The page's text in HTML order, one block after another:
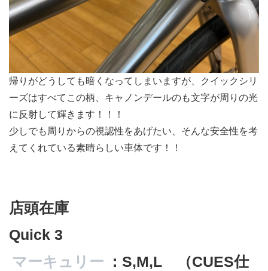
帰りがどうしても暗くなってしまいますが、クイックシリ
ーズはすべてこの柄、キャノンデールのも文字が周りの光
に反射して輝きます！！！
少しでも周りからの視認性をあげたい、そんな安全性を考
えてくれている素晴らしい車体です！！
店頭在庫
Quick 3
マーキュリー
：S,M,L （CUES仕